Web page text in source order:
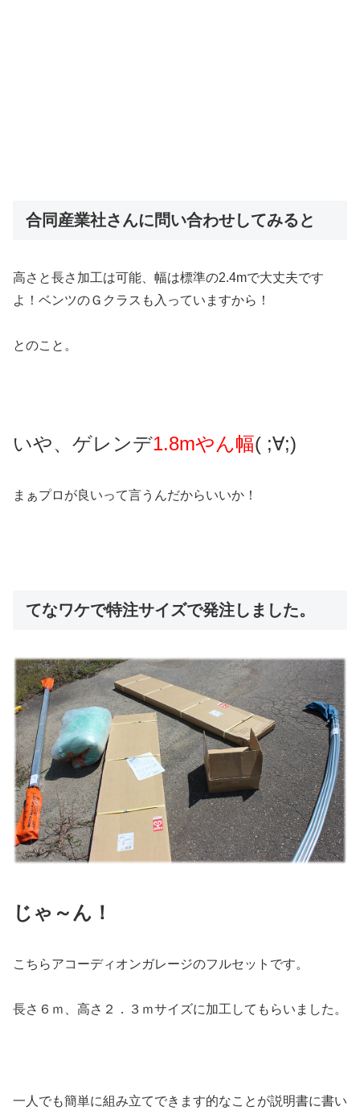
合同産業社さんに問い合わせしてみると
高さと長さ加工は可能、幅は標準の2.4mで大丈夫です
よ！ベンツのＧクラスも入っていますから！
とのこと。
いや、ゲレンデ1.8mやん幅( ;∀;)
まぁプロが良いって言うんだからいいか！
てなワケで特注サイズで発注しました。
じゃ～ん！
こちらアコーディオンガレージのフルセットです。
長さ６ｍ、高さ２．３ｍサイズに加工してもらいました。
一人でも簡単に組み立てできます的なことが説明書に書い